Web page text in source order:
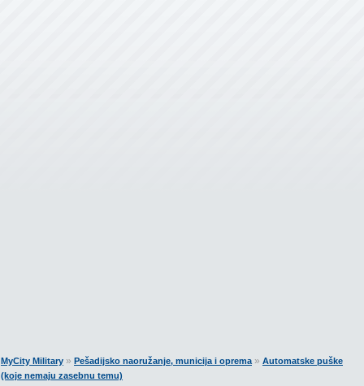
MyCity Military » Pešadijsko naoružanje, municija i oprema» Automatske puške
(koje nemaju zasebnu temu)